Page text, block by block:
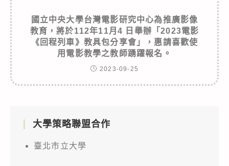
國立中央大學台灣電影研究中心為推廣影像
教育，將於112年11月4 日舉辦「2023電影
《回程列車》教具包分享會」，惠請喜歡使
用電影教學之教師踴躍報名。
2023-09-25
大學策略聯盟合作
臺北市立大學